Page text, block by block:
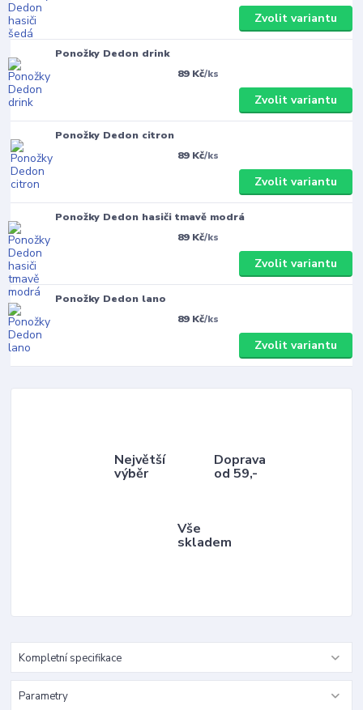
Zvolit variantu
Ponožky Dedon drink
89 Kč/ks
Zvolit variantu
Ponožky Dedon citron
89 Kč/ks
Zvolit variantu
Ponožky Dedon hasiči tmavě modrá
89 Kč/ks
Zvolit variantu
Ponožky Dedon lano
89 Kč/ks
Zvolit variantu
Největší
výběr
Doprava
od 59,-
Vše
skladem
Kompletní specifikace
Parametry